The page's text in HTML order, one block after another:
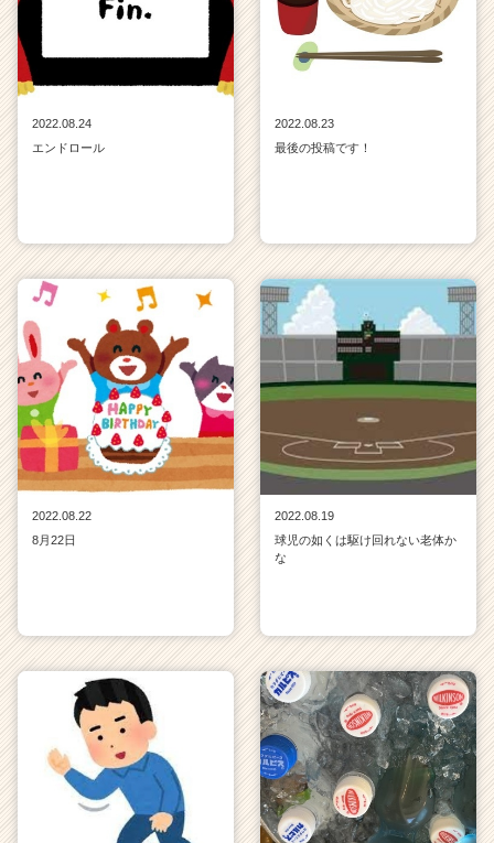
2022.08.24
エンドロール
2022.08.23
最後の投稿です！
2022.08.22
8月22日
2022.08.19
球児の如くは駆け回れない老体か
な